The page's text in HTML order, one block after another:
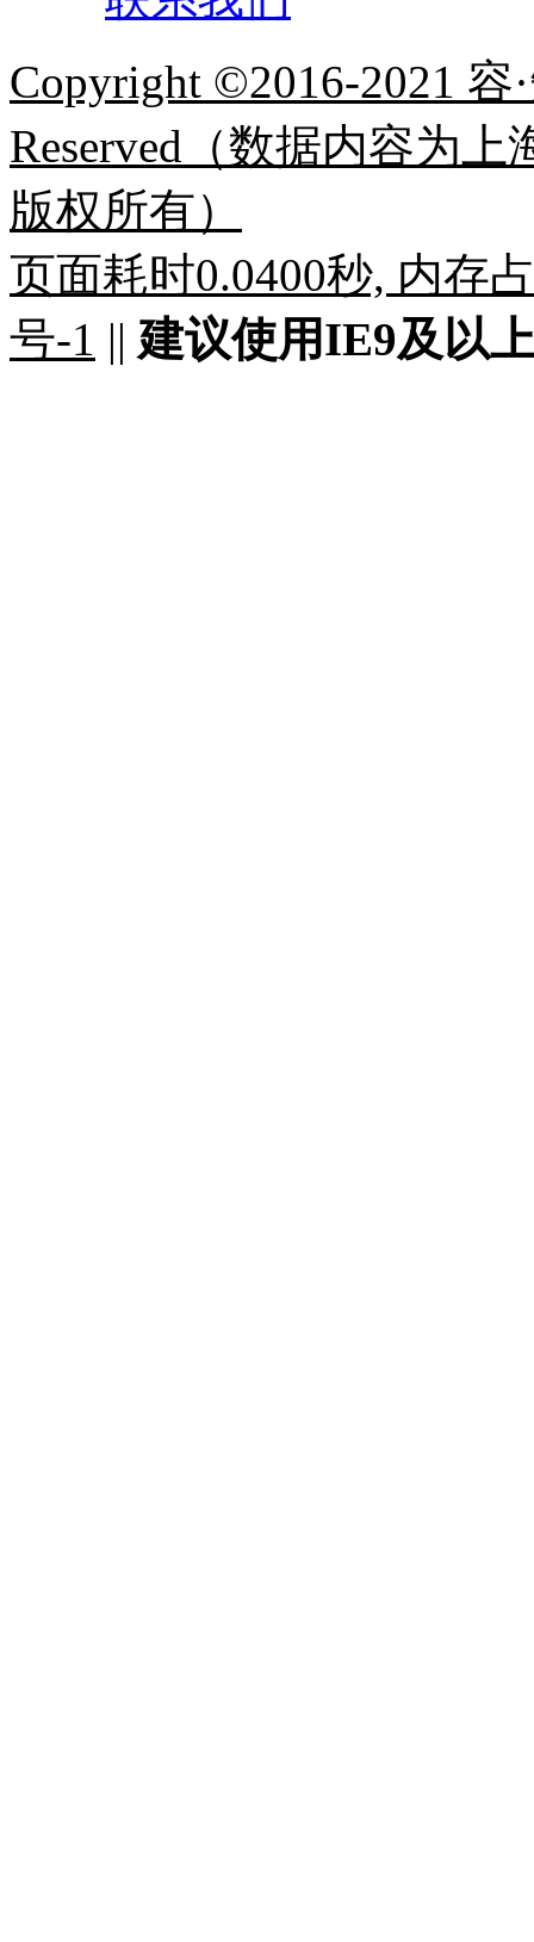
Copyright ©2016-2021 容
Reserved（数据内容为
版权所有）
页面耗时0.0400秒, 内存
号-1 || 建议使用IE9及以